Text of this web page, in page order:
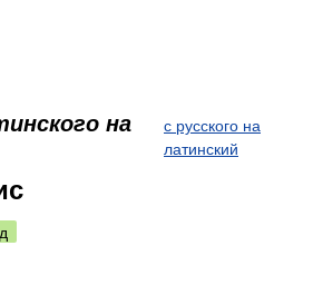
на
с русского на
латинский